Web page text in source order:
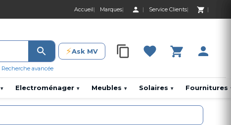
Accueil Marques Service Clients
0 Produit 0,00
Recherche avancée
⚡Ask MV 0 Produit 0,00 DH
▾ Electroménager ▾ Meubles ▾ Solaires ▾ Fournitures